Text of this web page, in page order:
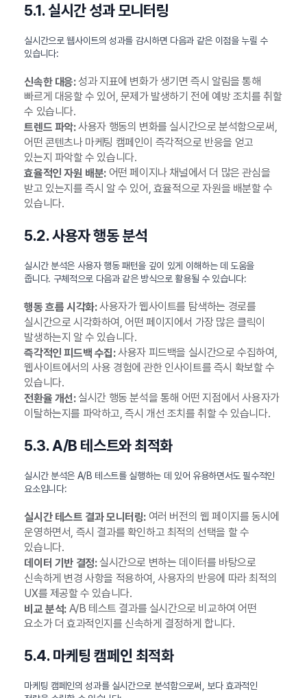
5.1. 실시간 성과 모니터링
실시간으로 웹사이트의 성과를 감시하면 다음과 같은 이점을 누릴 수
있습니다:
신속한 대응:성과 지표에 변화가 생기면 즉시 알림을 통해
빠르게 대응할 수 있어, 문제가 발생하기 전에 예방 조치를 취할
수 있습니다.
트렌드 파악:사용자 행동의 변화를 실시간으로 분석함으로써,
어떤 콘텐츠나 마케팅 캠페인이 즉각적으로 반응을 얻고
있는지 파악할 수 있습니다.
효율적인 자원 배분:어떤 페이지나 채널에서 더 많은 관심을
받고 있는지를 즉시 알 수 있어, 효율적으로 자원을 배분할 수
있습니다.
5.2. 사용자 행동 분석
실시간 분석은 사용자 행동 패턴을 깊이 있게 이해하는 데 도움을
줍니다. 구체적으로 다음과 같은 방식으로 활용될 수 있습니다:
행동 흐름 시각화:사용자가 웹사이트를 탐색하는 경로를
실시간으로 시각화하여, 어떤 페이지에서 가장 많은 클릭이
발생하는지 알 수 있습니다.
즉각적인 피드백 수집:사용자 피드백을 실시간으로 수집하여,
웹사이트에서의 사용 경험에 관한 인사이트를 즉시 확보할 수
있습니다.
전환율 개선:실시간 행동 분석을 통해 어떤 지점에서 사용자가
이탈하는지를 파악하고, 즉시 개선 조치를 취할 수 있습니다.
5.3. A/B 테스트와 최적화
실시간 분석은 A/B 테스트를 실행하는 데 있어 유용하면서도 필수적인
요소입니다:
실시간 테스트 결과 모니터링:여러 버전의 웹 페이지를 동시에
운영하면서, 즉시 결과를 확인하고 최적의 선택을 할 수
있습니다.
데이터 기반 결정:실시간으로 변하는 데이터를 바탕으로
신속하게 변경 사항을 적용하여, 사용자의 반응에 따라 최적의
UX를 제공할 수 있습니다.
비교 분석:A/B 테스트 결과를 실시간으로 비교하여 어떤
요소가 더 효과적인지를 신속하게 결정하게 합니다.
5.4. 마케팅 캠페인 최적화
마케팅 캠페인의 성과를 실시간으로 분석함으로써, 보다 효과적인